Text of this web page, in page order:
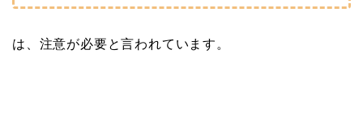
は、注意が必要と言われています。